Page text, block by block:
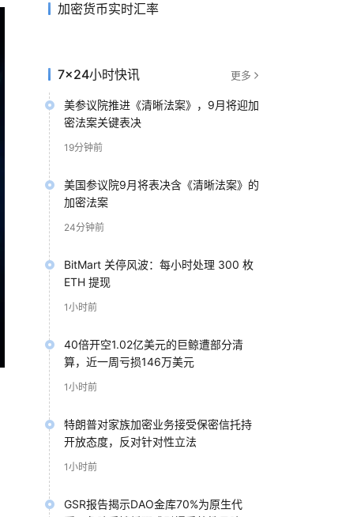
加密货币实时汇率
7×24小时快讯 更多
美参议院推进《清晰法案》，9月将迎加
密法案关键表决
19分钟前
美国参议院9月将表决含《清晰法案》的
加密法案
24分钟前
BitMart 关停风波：每小时处理 300 枚
ETH 提现
1小时前
40倍开空1.02亿美元的巨鲸遭部分清
算，近一周亏损146万美元
1小时前
特朗普对家族加密业务接受保密信托持
开放态度，反对针对性立法
1小时前
GSR报告揭示DAO金库70%为原生代